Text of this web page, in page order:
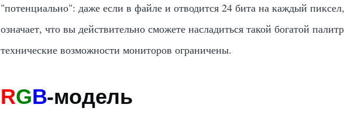
"потенциально": даже если в файле и отводится 24 бита на каждый
означает, что вы действительно сможете насладиться такой богатой
технические возможности мониторов ограничены.
RGB-модель